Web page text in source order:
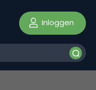
Inloggen